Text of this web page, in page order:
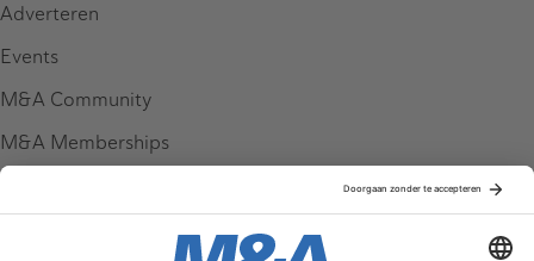
Adverteren
Events
M&A Community
M&A Memberships